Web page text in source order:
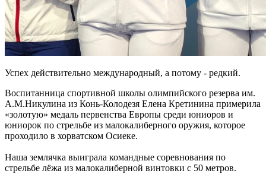
Успех действительно международный, а потому - редкий.
Воспитанница спортивной школы олимпийского резерва им.
А.М.Никулина из Конь-Колодезя Елена Кретинина примерила
«золотую» медаль первенства Европы среди юниоров и
юниорок по стрельбе из малокалиберного оружия, которое
проходило в хорватском Осиеке.
Наша землячка выиграла командные соревнования по
стрельбе лёжа из малокалиберной винтовки с 50 метров.